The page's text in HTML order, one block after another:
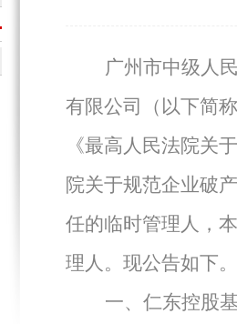
广州市中级人
有限公司（以下简
《最高人民法院关
院关于规范企业破
任的临时管理人，
理人。现公告如下。
一、 仁东控股